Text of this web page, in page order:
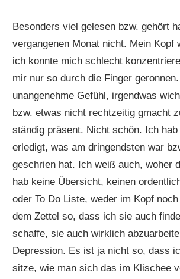
Besonders viel gelesen bzw. gehört
vergangenen Monat nicht. Mein Kopf
ich konnte mich schlecht
mir nur so durch die Finger
unangenehme Gefühl, irgendwas
bzw. etwas nicht rechtzeitig gmacht
ständig präsent. Nicht schön. Ich
erledigt, was am dringendsten war
geschrien hat. Ich weiß auch, woher
hab keine Übersicht, keinen
oder To Do Liste, weder im Kopf
dem Zettel so, dass ich sie auch
schaffe, sie auch wirklich
Depression. Es ist ja nicht so, dass
sitze, wie man sich das im Klischee